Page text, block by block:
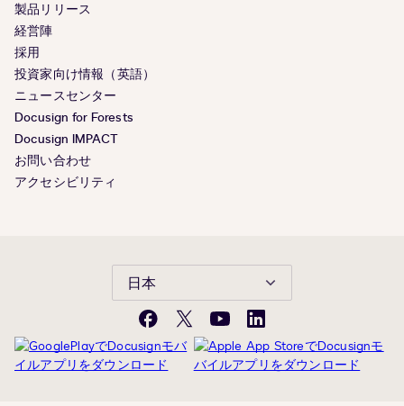
製品リリース
経営陣
採用
投資家向け情報（英語）
ニュースセンター
Docusign for Forests
Docusign IMPACT
お問い合わせ
アクセシビリティ
日本
Facebook
X(旧
Twitter)
YouTubeLinkedIn